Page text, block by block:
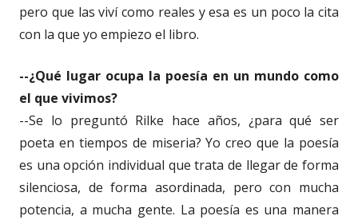
pero que las viví como reales y esa es un poco la cita
con la que yo empiezo el libro.
--¿Qué lugar ocupa la poesía en un mundo como
el que vivimos?
--Se lo preguntó Rilke hace años, ¿para qué ser
poeta en tiempos de miseria? Yo creo que la poesía
es una opción individual que trata de llegar de forma
silenciosa, de forma asordinada, pero con mucha
potencia, a mucha gente. La poesía es una manera